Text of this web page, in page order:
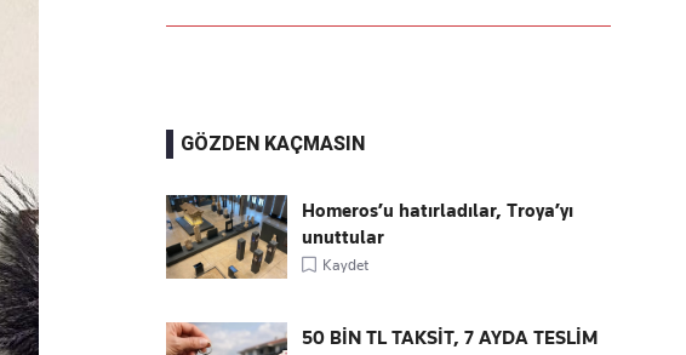
GÖZDEN KAÇMASIN
Homeros’u hatırladılar, Troya’yı
unuttular
Kaydet
50 BİN TL TAKSİT, 7 AYDA TESLİM